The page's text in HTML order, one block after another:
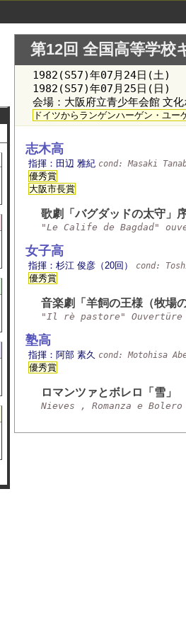
第12回 全国高等学
1982(S57)年07月24日(土)
1982(S57)年07月25日(日)
会場：大阪府立青少年会館 文
ドイツからランゲンハーゲン・ユ
志木高
指揮：田辺 雅紀 cond: Masaki
優秀賞
大阪市長賞
歌劇「バグダッドの太守」
"Le Calife de Bagdad"
女子高
指揮：杉江 俊彦（20回） cond:
優秀賞
音楽劇「羊飼の王様（牧場
"Il rè pastore" Ouvertüre
塾高
指揮：阿部 素久 cond: Motohisa
優秀賞
ロマンツァとボレロ「雪」
Nieves , Romanza e Bolero